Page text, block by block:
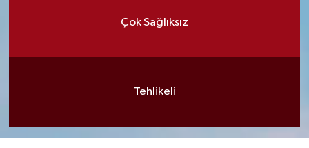
Çok Sağlıksız
Tehlikeli